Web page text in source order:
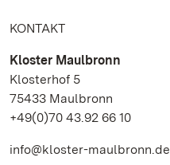
KONTAKT
Kloster Maulbronn
Klosterhof 5
75433 Maulbronn
+49(0)70 43.92 66 10
info@kloster-maulbronn.de